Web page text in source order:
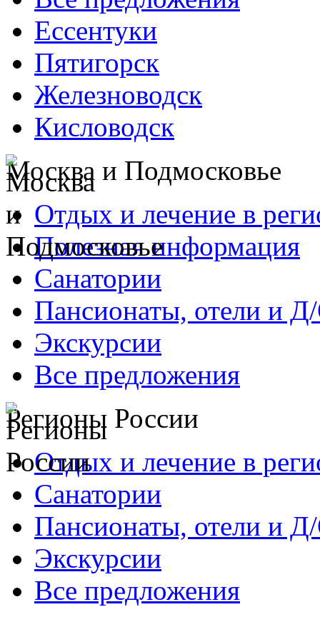
Ессентуки
Пятигорск
Железноводск
Кисловодск
Москва и Подмосковье
Отдых и лечение в
Полезная информация
Санатории
Пансионаты, отели и
Экскурсии
Все предложения
Регионы России
Отдых и лечение в
Санатории
Пансионаты, отели и
Экскурсии
Все предложения